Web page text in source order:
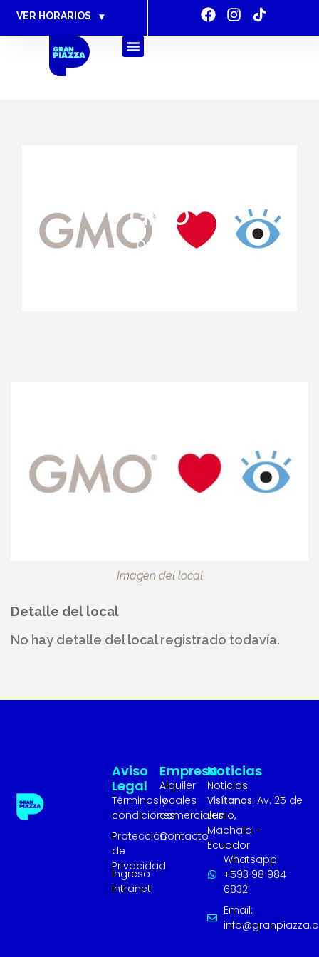
VER HORARIOS ▾
GMO
Ópticas
Imagen del local
Detalle del local
No hay detalle del local registrado todavía.
Empresa
Alquiler
locales
comerciales
Contacto
Aviso
Legal
Términos y
condiciones
Protección
de
Privacidad
Ingreso
Intranet
Noticias
Noticias
Visítanos: Av. 25 de
Junio,
Machala –
Ecuador
Whatsapp:
+593 98 984
6832
Email: